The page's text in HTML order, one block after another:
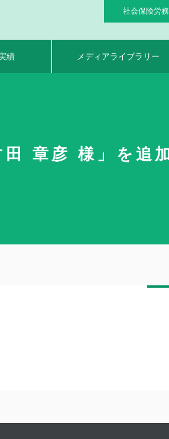
社会保険労
績 メディアライブラリー
章彦 様」を追